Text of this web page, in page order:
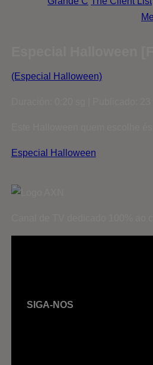
(Especial Halloween)
Especial Halloween
SIGA-NOS